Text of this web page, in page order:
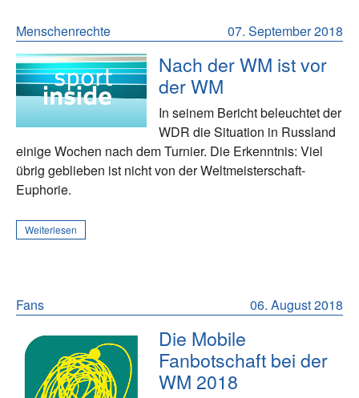
07. September 2018
Menschenrechte
Nach der WM ist vor
der WM
In seinem Bericht beleuchtet der
WDR die Situation in Russland
einige Wochen nach dem Turnier. Die Erkenntnis: Viel
übrig geblieben ist nicht von der Weltmeisterschaft-
Euphorie.
Weiterlesen
06. August 2018
Fans
Die Mobile
Fanbotschaft bei der
WM 2018